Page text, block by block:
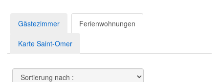
Gästezimmer Ferienwohnungen
Karte Saint-Omer